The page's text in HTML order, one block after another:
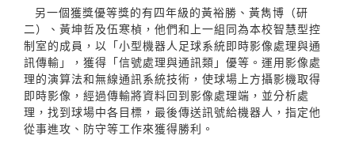
另一個獲獎優等獎的有四年級的黃裕勝、黃雋博（研
二）、黃坤哲及伍寒楨，他們和上一組同為本校智慧型控
制室的成員，以「小型機器人足球系統即時影像處理與通
訊傳輸」，獲得「信號處理與通訊類」優等。運用影像處
理的演算法和無線通訊系統技術，使球場上方攝影機取得
即時影像，經過傳輸將資料回到影像處理端，並分析處
理，找到球場中各目標，最後傳送訊號給機器人，指定他
從事進攻、防守等工作來獲得勝利。